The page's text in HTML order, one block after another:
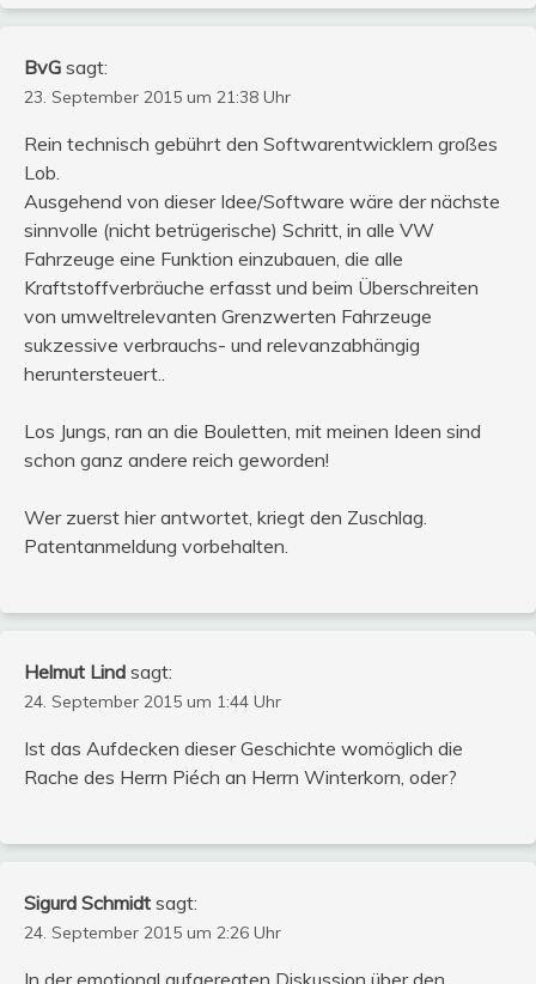
BvG sagt:
23. September 2015 um 21:38 Uhr
Rein technisch gebührt den Softwarentwicklern großes
Lob.
Ausgehend von dieser Idee/Software wäre der nächste
sinnvolle (nicht betrügerische) Schritt, in alle VW
Fahrzeuge eine Funktion einzubauen, die alle
Kraftstoffverbräuche erfasst und beim Überschreiten
von umweltrelevanten Grenzwerten Fahrzeuge
sukzessive verbrauchs- und relevanzabhängig
heruntersteuert..
Los Jungs, ran an die Bouletten, mit meinen Ideen sind
schon ganz andere reich geworden!
Wer zuerst hier antwortet, kriegt den Zuschlag.
Patentanmeldung vorbehalten.
Helmut Lind sagt:
24. September 2015 um 1:44 Uhr
Ist das Aufdecken dieser Geschichte womöglich die
Rache des Herrn Piéch an Herrn Winterkorn, oder?
Sigurd Schmidt sagt:
24. September 2015 um 2:26 Uhr